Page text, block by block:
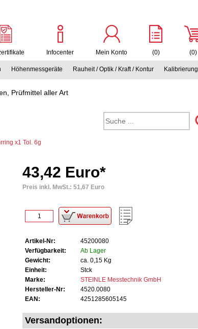
Infocenter Mein Konto (0) (0)
Höhenmessgeräte Rauheit / Optik / Kraft / Kontur Kalibrierung
Prüfmittel aller Art
x1 Tol. 6g
43,42 Euro*
Preis inkl. MwSt.: 51,67 Euro
Artikel-Nr:
45200080
Verfügbarkeit:
Ab Lager
Gewicht:
ca. 0,15 Kg
Einheit:
Stck
Marke:
STEINLE Messtechnik GmbH
Hersteller-Nr:
4520.0080
EAN:
4251285605145
Versandoptionen: